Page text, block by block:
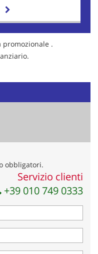
dati per finalità di
.
obbligatori.
Servizio clienti
+39 010 749 0333